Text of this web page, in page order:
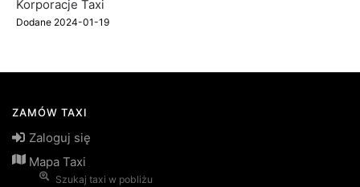
Korporacje Taxi
Dodane 2024-01-19
ZAMÓW TAXI
Zaloguj się
Mapa Taxi
Szukaj taxi w pobliżu